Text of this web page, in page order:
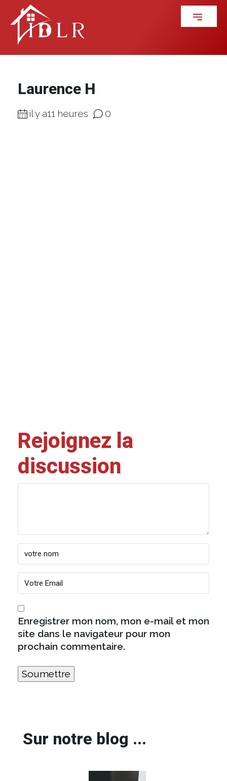
Laurence H
il y a11 heures 0
Rejoignez la
discussion
Enregistrer mon nom, mon e-mail et mon
site dans le navigateur pour mon
prochain commentaire.
Sur notre blog ...